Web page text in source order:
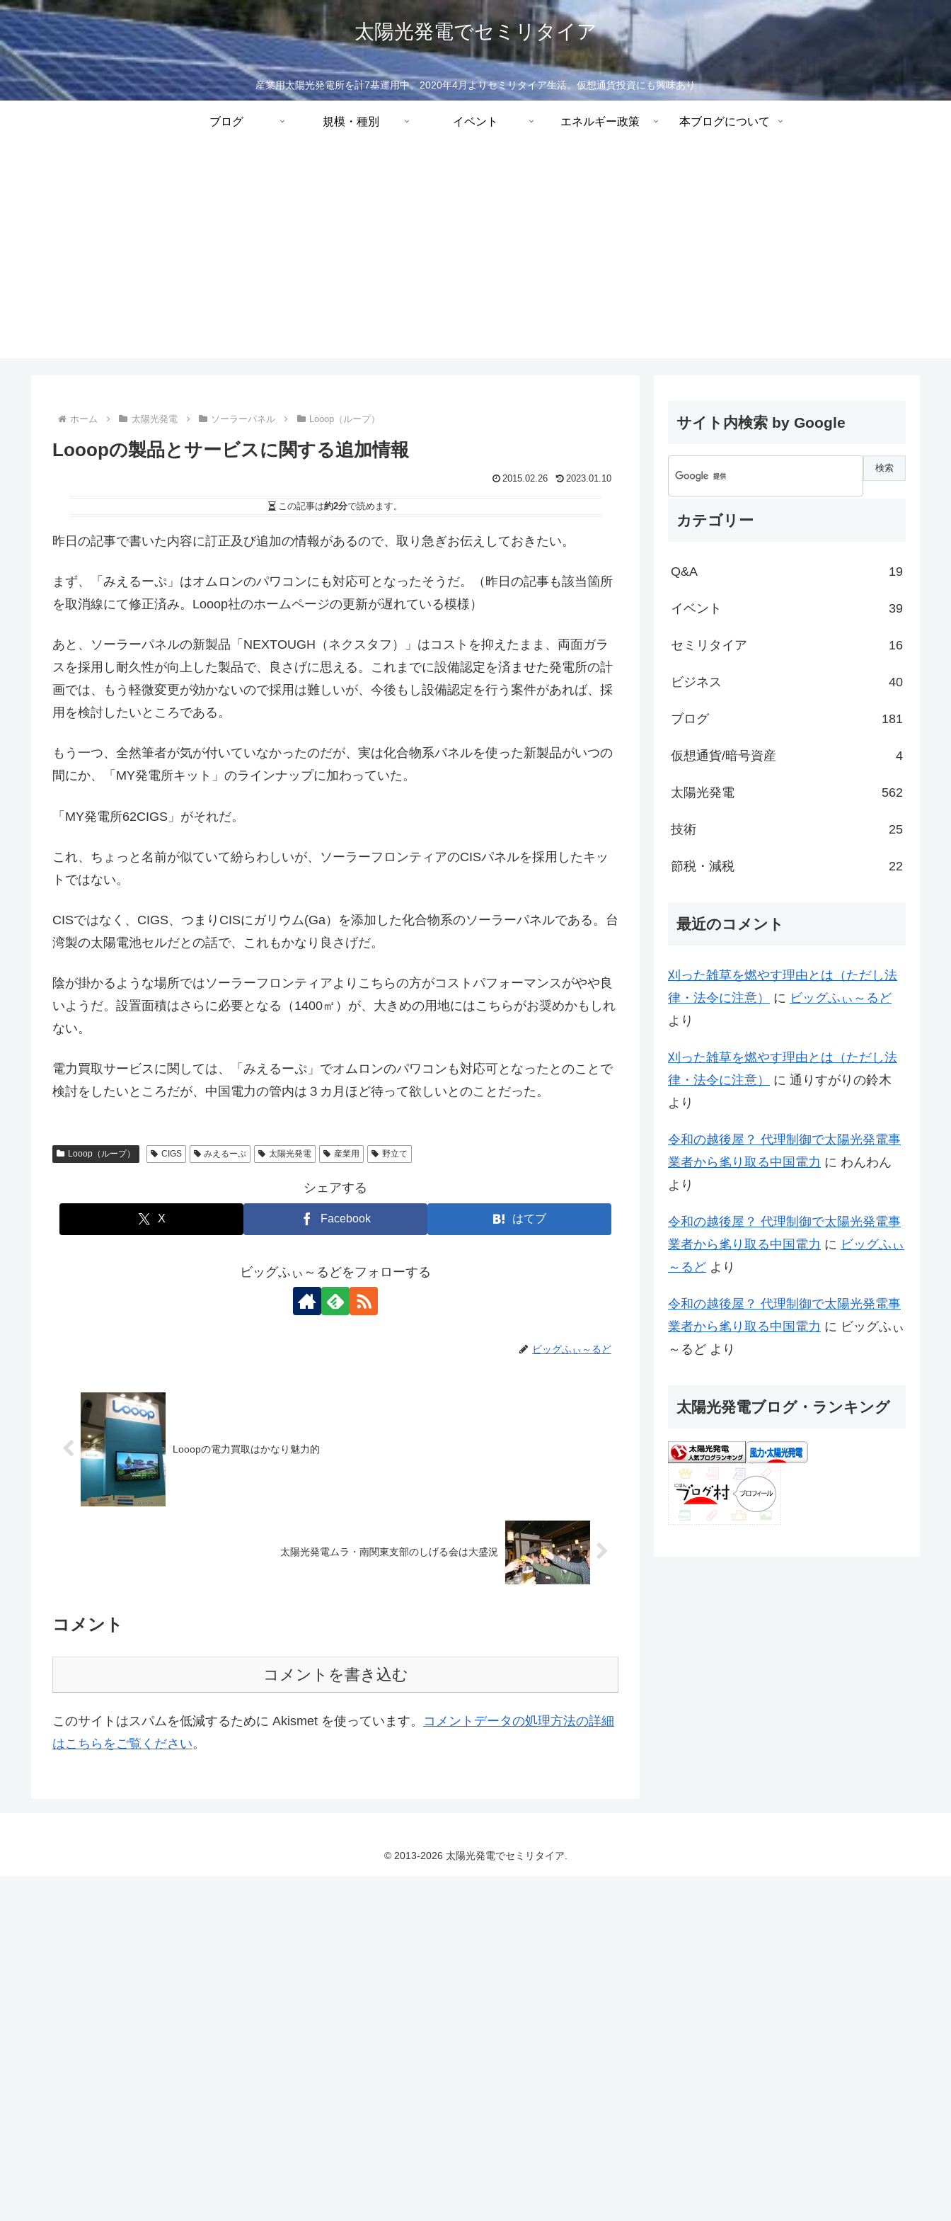
太陽光発電でセミリタイア
産業用太陽光発電所を計7基運用中。2020年4月よりセミリタイア生活。仮想通貨投資にも興味あり
ブログ 規模・種別 イベント エネルギー政策 本ブログについて
ホーム 太陽光発電 ソーラーパネル Looop（ループ）
Looopの製品とサービスに関する追加情報
2015.02.26 2023.01.10
この記事は約2分で読めます。
昨日の記事で書いた内容に訂正及び追加の情報があるので、取り急ぎお伝えしておきたい。
まず、「みえるーぷ」はオムロンのパワコンにも対応可となったそうだ。（昨日の記事も該当箇所
を取消線にて修正済み。Looop社のホームページの更新が遅れている模様）
あと、ソーラーパネルの新製品「NEXTOUGH（ネクスタフ）」はコストを抑えたまま、両面ガラ
スを採用し耐久性が向上した製品で、良さげに思える。これまでに設備認定を済ませた発電所の計
画では、もう軽微変更が効かないので採用は難しいが、今後もし設備認定を行う案件があれば、採
用を検討したいところである。
もう一つ、全然筆者が気が付いていなかったのだが、実は化合物系パネルを使った新製品がいつの
間にか、「MY発電所キット」のラインナップに加わっていた。
「MY発電所62CIGS」がそれだ。
これ、ちょっと名前が似ていて紛らわしいが、ソーラーフロンティアのCISパネルを採用したキッ
トではない。
CISではなく、CIGS、つまりCISにガリウム(Ga）を添加した化合物系のソーラーパネルである。台
湾製の太陽電池セルだとの話で、これもかなり良さげだ。
陰が掛かるような場所ではソーラーフロンティアよりこちらの方がコストパフォーマンスがやや良
いようだ。設置面積はさらに必要となる（1400㎡）が、大きめの用地にはこちらがお奨めかもしれ
ない。
電力買取サービスに関しては、「みえるーぷ」でオムロンのパワコンも対応可となったとのことで
検討をしたいところだが、中国電力の管内は３カ月ほど待って欲しいとのことだった。
Looop（ループ） CIGS みえるーぷ 太陽光発電 産業用 野立て
シェアする
X Facebook はてブ
ビッグふぃ～るどをフォローする
ビッグふぃ～るど
Looopの電力買取はかなり魅力的
太陽光発電ムラ・南関東支部のしげる会は大盛況
コメント
コメントを書き込む
このサイトはスパムを低減するために Akismet を使っています。 コメントデータの処理方法の詳細
はこちらをご覧ください。
サイト内検索 by Google
カテゴリー
Q&A 19
イベント 39
セミリタイア 16
ビジネス 40
ブログ 181
仮想通貨/暗号資産 4
太陽光発電 562
技術 25
節税・減税 22
最近のコメント
刈った雑草を燃やす理由とは（ただし法
律・法令に注意）
に ビッグふぃ～るど
より
刈った雑草を燃やす理由とは（ただし法
律・法令に注意）
に 通りすがりの鈴木
より
令和の越後屋？ 代理制御で太陽光発電事
業者から毟り取る中国電力 に わんわん
より
令和の越後屋？ 代理制御で太陽光発電事
業者から毟り取る中国電力 に ビッグふぃ
～るど より
令和の越後屋？ 代理制御で太陽光発電事
業者から毟り取る中国電力 に ビッグふぃ
～るど より
太陽光発電ブログ・ランキング
© 2013-2026 太陽光発電でセミリタイア.